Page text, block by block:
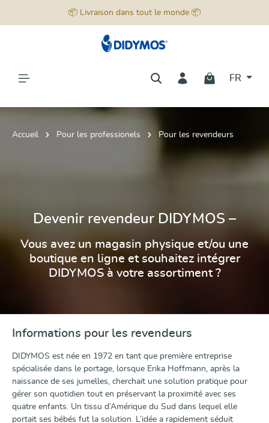
📦 Livraison dans tout le monde 📦
FR
Accueil Pour les professionels Pour les revendeurs
Devenir revendeur DIDYMOS –
Vous avez un magasin physique et/ou une
boutique en ligne et souhaitez intégrer
DIDYMOS à votre assortiment ?
Informations pour les revendeurs
DIDYMOS est née en 1972 en tant que première entreprise
spécialisée dans le portage, lorsque Erika Hoffmann, après la
naissance de ses jumelles, cherchait une solution pratique pour
gérer son quotidien tout en préservant la proximité avec ses
quatre enfants. Un tissu d’Amérique du Sud dans lequel elle
portait ses bébés fut la solution. L’idée a rapidement séduit